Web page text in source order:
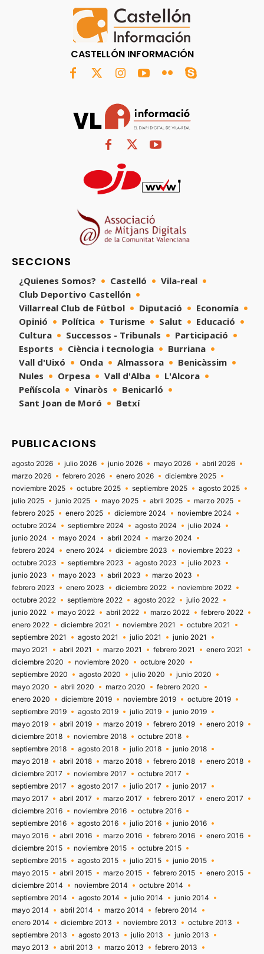
CASTELLÓN INFORMACIÓN
SECCIONS
¿Quienes Somos? Castelló
Vila-real
Club Deportivo Castellón
Villarreal Club de Fútbol
Diputació
Economía
Opinió
Política Turisme Salut
Educació
Cultura
Successos - Tribunals
Participació
Esports
Ciència i tecnologia
Burriana
Vall d'Uixó
Onda Almassora
Benicàssim
Nules
Orpesa Vall d'Alba
L'Alcora
Peñíscola
Vinaròs
Benicarló
Sant Joan de Moró
Betxí
PUBLICACIONS
agosto 2026 julio 2026 junio 2026 mayo 2026
abril 2026
marzo 2026
febrero 2026 enero 2026
diciembre 2025
noviembre 2025
octubre 2025 septiembre 2025
agosto 2025
julio 2025
junio 2025 mayo 2025 abril 2025
marzo 2025
febrero 2025
enero 2025 diciembre 2024
noviembre 2024
octubre 2024
septiembre 2024 agosto 2024
julio 2024
junio 2024
mayo 2024 abril 2024
marzo 2024
febrero 2024
enero 2024 diciembre 2023
noviembre 2023
octubre 2023
septiembre 2023 agosto 2023
julio 2023
junio 2023
mayo 2023 abril 2023
marzo 2023
febrero 2023
enero 2023 diciembre 2022
noviembre 2022
octubre 2022
septiembre 2022 agosto 2022
julio 2022
junio 2022
mayo 2022 abril 2022 marzo 2022
febrero 2022
enero 2022
diciembre 2021 noviembre 2021
octubre 2021
septiembre 2021
agosto 2021 julio 2021
junio 2021
mayo 2021
abril 2021 marzo 2021 febrero 2021
enero 2021
diciembre 2020
noviembre 2020
octubre 2020
septiembre 2020
agosto 2020 julio 2020
junio 2020
mayo 2020
abril 2020 marzo 2020
febrero 2020
enero 2020
diciembre 2019 noviembre 2019
octubre 2019
septiembre 2019
agosto 2019 julio 2019
junio 2019
mayo 2019
abril 2019 marzo 2019 febrero 2019
enero 2019
diciembre 2018
noviembre 2018
octubre 2018
septiembre 2018
agosto 2018 julio 2018
junio 2018
mayo 2018
abril 2018 marzo 2018 febrero 2018
enero 2018
diciembre 2017
noviembre 2017
octubre 2017
septiembre 2017
agosto 2017 julio 2017
junio 2017
mayo 2017
abril 2017 marzo 2017 febrero 2017
enero 2017
diciembre 2016
noviembre 2016
octubre 2016
septiembre 2016
agosto 2016 julio 2016
junio 2016
mayo 2016
abril 2016 marzo 2016 febrero 2016
enero 2016
diciembre 2015
noviembre 2015
octubre 2015
septiembre 2015
agosto 2015 julio 2015
junio 2015
mayo 2015
abril 2015 marzo 2015 febrero 2015
enero 2015
diciembre 2014
noviembre 2014
octubre 2014
septiembre 2014
agosto 2014 julio 2014
junio 2014
mayo 2014
abril 2014 marzo 2014
febrero 2014
enero 2014
diciembre 2013 noviembre 2013
octubre 2013
septiembre 2013
agosto 2013 julio 2013
junio 2013
mayo 2013
abril 2013 marzo 2013 febrero 2013